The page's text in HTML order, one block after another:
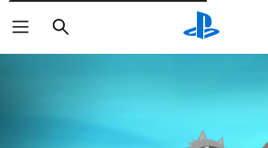
Cerca